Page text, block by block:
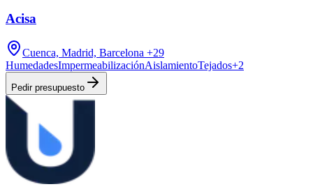
Acisa
Cuenca, Madrid, Barcelona +29
HumedadesImpermeabilizaciónAislamientoTejados+2
Pedir presupuesto